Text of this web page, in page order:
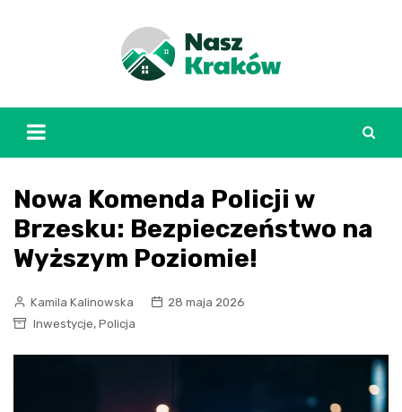
Nowa Komenda Policji w
Brzesku: Bezpieczeństwo na
Wyższym Poziomie!
Kamila Kalinowska
28 maja 2026
Inwestycje, Policja